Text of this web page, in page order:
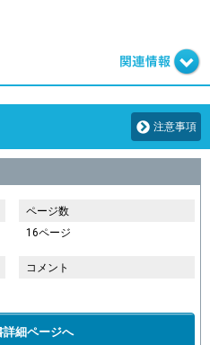
注意事項
ページ数
16ページ
コメント
詳細ページへ